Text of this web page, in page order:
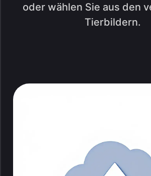
oder wählen Sie aus den
Tierbildern.